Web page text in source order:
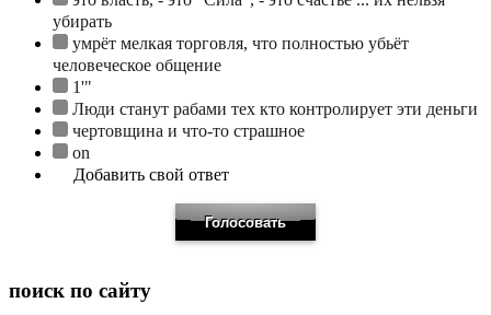
убирать
умрёт мелкая торговля, что полностью убьёт
человеческое общение
1'"
Люди станут рабами тех кто контролирует эти деньги
чертовщина и что-то страшное
on
Добавить свой ответ
поиск по сайту